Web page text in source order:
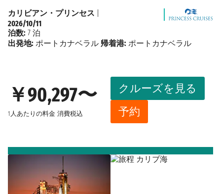
￥90,297〜
1人あたりの料金 消費税込
クルーズを見る
予約
カリビアン・プリンセス
2026/10/11
泊数: 7 泊
出発地: ポートカナベラル 帰着港: ポートカナベラル